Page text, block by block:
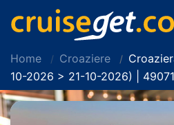
Home Croaziere
10-2026 > 21-10-2026) |